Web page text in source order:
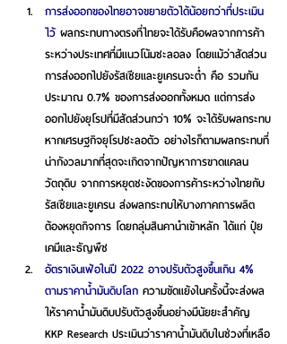
การส่งออกของไทยอาจขยายตัวได้น้อยกว่าที่ประเมิน
ไว้ ผลกระทบทางตรงที่ไทยจะได้รับคือผลจากการค้า
ระหว่างประเทศที่มีแนวโน้มชะลอลง โดยแม้ว่าสัดส่วน
การส่งออกไปยังรัสเซียและยูเครนจะต่ำ คือ รวมกัน
ประมาณ 0.7% ของการส่งออกทั้งหมด แต่การส่ง
ออกไปยังยุโรปที่มีสัดส่วนกว่า 10% จะได้รับผลกระทบ
หากเศรษฐกิจยุโรปชะลอตัว อย่างไรก็ตามผลกระทบที่
น่ากังวลมากที่สุดจะเกิดจากปัญหาการขาดแคลน
วัตถุดิบ จากการหยุดชะงัดของการค้าระหว่างไทยกับ
รัสเซียและยูเครน ส่งผลกระทบให้บางภาคการผลิต
ต้องหยุดกิจการ โดยกลุ่มสินคานำเข้าหลัก ได้แก่ ปุ๋ย
เคมีและธัญพืช
อัตราเงินเฟ้อในปี 2022 อาจปรับตัวสูงขึ้นเกิน 4%
ตามราคาน้ำมันดิบโลก ความขัดแย้งในครั้งนี้จะส่งผล
ให้ราคาน้ำมันดิบปรับตัวสูงขึ้นอย่างมีนัยยะสำคัญ
KKP Research ประเมินว่าราคาน้ำมันดิบในช่วงที่เหลือ